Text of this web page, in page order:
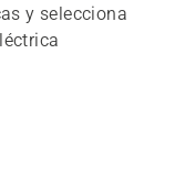
y selecciona